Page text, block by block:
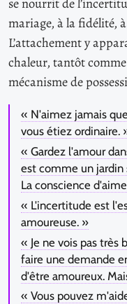
mariage, à la fidélité,
L’attachement y
chaleur, tantôt
mécanisme de
« N'aimez jamais
vous étiez ordinaire.
« Gardez l'amour
est comme un jardin
La conscience
« L'incertitude est
amoureuse. »
« Je ne vois pas très
faire une demande
d'être amoureux.
« Vous pouvez